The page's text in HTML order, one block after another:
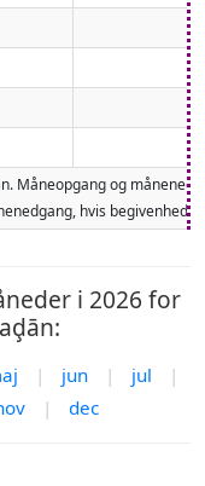
Måneopgang og
hvis
i 2026 for
| jun | jul
|
| dec